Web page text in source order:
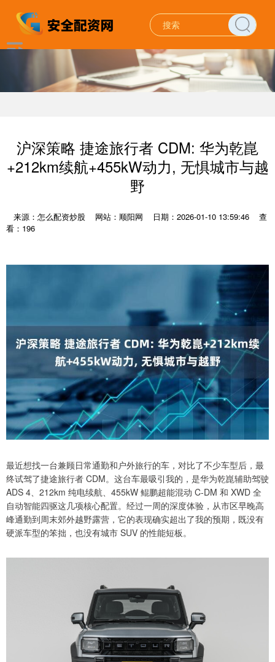
沪深策略 捷途旅行者 CDM: 华为乾崑
+212km续航+455kW动力, 无惧城市与越
野
来源：怎么配资炒股 网站：顺阳网 日期：2026-01-10 13:59:46
查
看：196
最近想找一台兼顾日常通勤和户外旅行的车，对比了不少车型后，最
终试驾了捷途旅行者 CDM。这台车最吸引我的，是华为乾崑辅助驾驶
ADS 4、212km 纯电续航、455kW 鲲鹏超能混动 C-DM 和 XWD 全
自动智能四驱这几项核心配置。经过一周的深度体验，从市区早晚高
峰通勤到周末郊外越野露营，它的表现确实超出了我的预期，既没有
硬派车型的笨拙，也没有城市 SUV 的性能短板。